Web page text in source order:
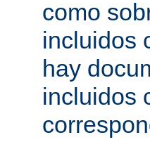
como
incluidos
hay
incluidos